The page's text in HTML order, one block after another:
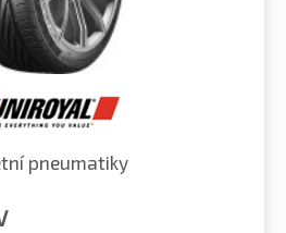
pneumatiky